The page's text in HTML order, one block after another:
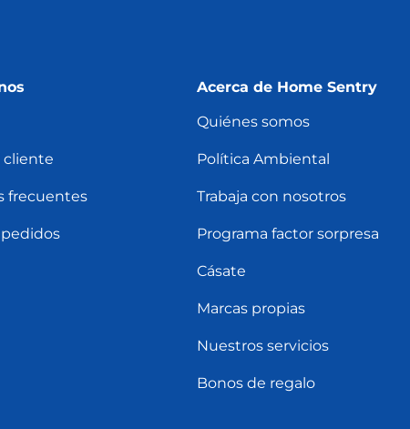
cliente
frecuentes
Acerca de Home Sentry
Quiénes somos
Política Ambiental
Trabaja con nosotros
Programa factor sorpresa
Cásate
Marcas propias
Nuestros servicios
Bonos de regalo